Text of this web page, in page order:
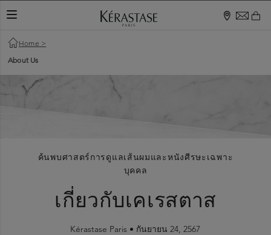
TOGGLE NAVIGATION
Home >
About Us
ค้นพบศาสตร์การดูแลเส้นผมและหนังศีรษะเฉพาะ
บุคคล
เกี่ยวกับเคเรสตาส
Kérastase Paris • กันยายน 24, 2567